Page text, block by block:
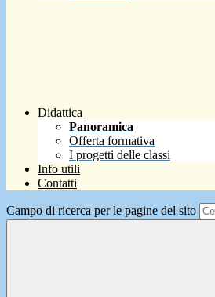
Didattica
Panoramica
Offerta formativa
I progetti delle classi
Info utili
Contatti
Campo di ricerca per le pagine del sito